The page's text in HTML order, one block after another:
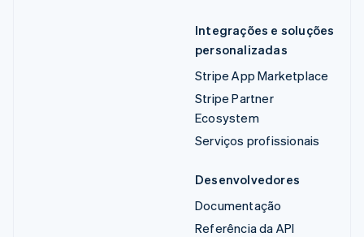
Integrações e soluções
personalizadas
Stripe App Marketplace
Stripe Partner
Ecosystem
Serviços profissionais
Desenvolvedores
Documentação
Referência da API